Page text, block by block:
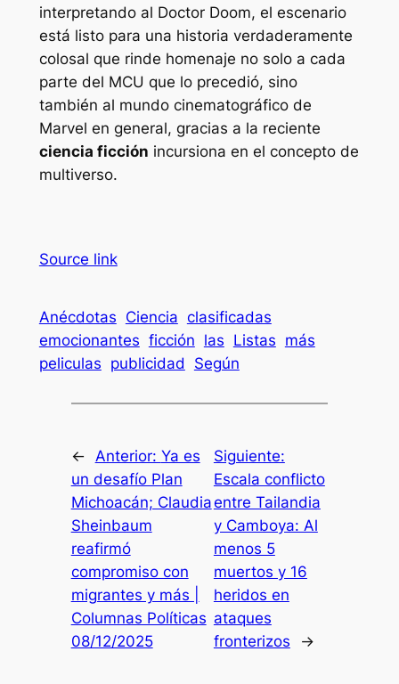
interpretando al Doctor Doom, el escenario
está listo para una historia verdaderamente
colosal que rinde homenaje no solo a cada
parte del MCU que lo precedió, sino
también al mundo cinematográfico de
Marvel en general, gracias a la reciente
ciencia ficción incursiona en el concepto de
multiverso.
Source link
Anécdotas Ciencia clasificadas
emocionantes ficción las Listas más
peliculas publicidad Según
← Anterior: Ya es
un desafío Plan
Michoacán; Claudia
Sheinbaum
reafirmó
compromiso con
migrantes y más |
Columnas Políticas
08/12/2025
Siguiente:
Escala conflicto
entre Tailandia
y Camboya: Al
menos 5
muertos y 16
heridos en
ataques
fronterizos
→